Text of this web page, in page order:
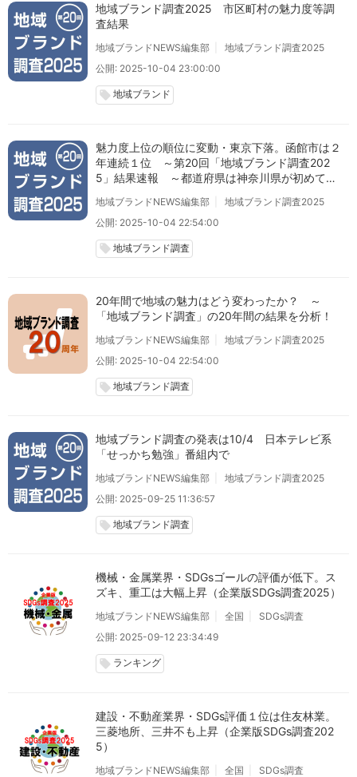
地域ブランド調査2025 市区町村の魅力度等調
査結果
地域ブランドNEWS編集部
地域ブランド調査2025
公開: 2025-10-04 23:00:00
local_offer 地域ブランド
魅力度上位の順位に変動・東京下落。函館市は２
年連続１位 ～第20回「地域ブランド調査202
5」結果速報 ～都道府県は神奈川県が初めて東
地域ブランドNEWS編集部
地域ブランド調査2025
公開: 2025-10-04 22:54:00
local_offer 地域ブランド調査
20年間で地域の魅力はどう変わったか？ ～
「地域ブランド調査」の20年間の結果を分析！
地域ブランドNEWS編集部
地域ブランド調査2025
公開: 2025-10-04 22:54:00
local_offer 地域ブランド調査
地域ブランド調査の発表は10/4 日本テレビ系
「せっかち勉強」番組内で
地域ブランドNEWS編集部
地域ブランド調査2025
公開: 2025-09-25 11:36:57
local_offer 地域ブランド調査
機械・金属業界・SDGsゴールの評価が低下。ス
ズキ、重工は大幅上昇（企業版SDGs調査2025）
地域ブランドNEWS編集部 全国
SDGs調査
公開: 2025-09-12 23:34:49
local_offer ランキング
建設・不動産業界・SDGs評価１位は住友林業。
三菱地所、三井不も上昇（企業版SDGs調査202
5）
地域ブランドNEWS編集部 全国 SDGs調査